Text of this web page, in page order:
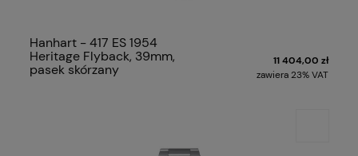
Hanhart - 417 ES 1954
Heritage Flyback, 39mm,
pasek skórzany
11 404,00 zł
zawiera 23% VAT